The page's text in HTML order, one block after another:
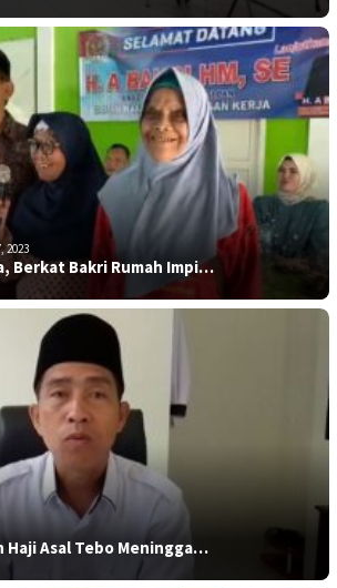
2023
Berkat Bakri Rumah Impi…
Haji Asal Tebo Meningga…